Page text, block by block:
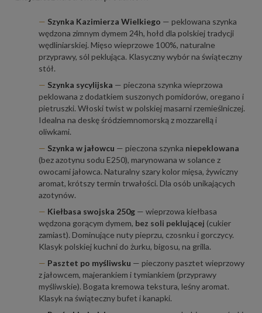
Szynka Kazimierza Wielkiego — peklowana szynka
wędzona zimnym dymem 24h, hołd dla polskiej tradycji
wędliniarskiej. Mięso wieprzowe 100%, naturalne
przyprawy, sól peklująca. Klasyczny wybór na świąteczny
stół.
Szynka sycylijska — pieczona szynka wieprzowa
peklowana z dodatkiem suszonych pomidorów, oregano i
pietruszki. Włoski twist w polskiej masarni rzemieślniczej.
Idealna na deskę śródziemnomorską z mozzarellą i
oliwkami.
Szynka w jałowcu — pieczona szynka niepeklowana
(bez azotynu sodu E250), marynowana w solance z
owocami jałowca. Naturalny szary kolor mięsa, żywiczny
aromat, krótszy termin trwałości. Dla osób unikających
azotynów.
Kiełbasa swojska 250g — wieprzowa kiełbasa
wędzona gorącym dymem, bez soli peklującej (cukier
zamiast). Dominujące nuty pieprzu, czosnku i gorczycy.
Klasyk polskiej kuchni do żurku, bigosu, na grilla.
Pasztet po myśliwsku — pieczony pasztet wieprzowy
z jałowcem, majerankiem i tymiankiem (przyprawy
myśliwskie). Bogata kremowa tekstura, leśny aromat.
Klasyk na świąteczny bufet i kanapki.